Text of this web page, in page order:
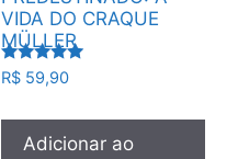
VIDA DO CRAQUE
MÜLLER
Avaliação
5.00
R$59,90
Adicionar ao